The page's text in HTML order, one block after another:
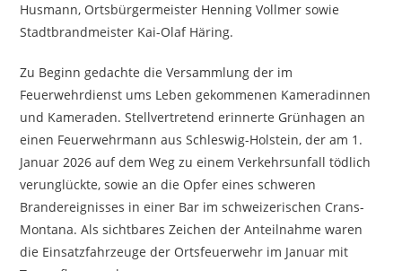
Husmann, Ortsbürgermeister Henning Vollmer sowie
Stadtbrandmeister Kai-Olaf Häring.
Zu Beginn gedachte die Versammlung der im
Feuerwehrdienst ums Leben gekommenen Kameradinnen
und Kameraden. Stellvertretend erinnerte Grünhagen an
einen Feuerwehrmann aus Schleswig-Holstein, der am 1.
Januar 2026 auf dem Weg zu einem Verkehrsunfall tödlich
verunglückte, sowie an die Opfer eines schweren
Brandereignisses in einer Bar im schweizerischen Crans-
Montana. Als sichtbares Zeichen der Anteilnahme waren
die Einsatzfahrzeuge der Ortsfeuerwehr im Januar mit